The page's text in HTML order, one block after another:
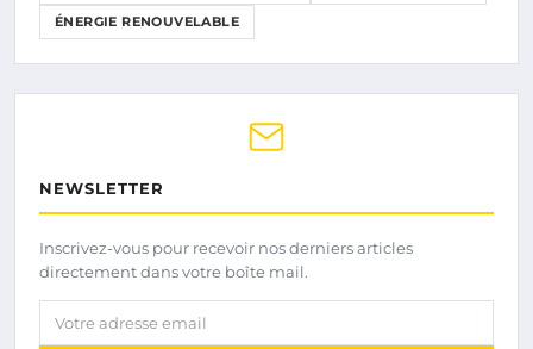
ÉNERGIE RENOUVELABLE
NEWSLETTER
Inscrivez-vous pour recevoir nos derniers articles
directement dans votre boîte mail.
Votre adresse email